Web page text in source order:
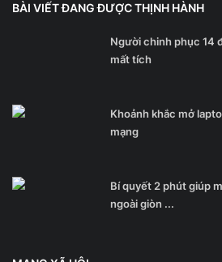
BÀI VIẾT ĐANG ĐƯỢC THỊNH HÀNH
Người chinh phục 14
mất tích
Khoảnh khắc mở
mạng
Bí quyết 2 phút giúp
ngoài giòn ...